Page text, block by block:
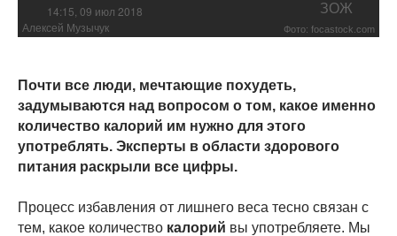
14:15, 09 июл 2018 ЗОЖ
Алексей Музычук Фото: focastock.com
Почти все люди, мечтающие похудеть,
задумываются над вопросом о том, какое именно
количество калорий им нужно для этого
употреблять. Эксперты в области здорового
питания раскрыли все цифры.
Процесс избавления от лишнего веса тесно связан с
тем, какое количество калорий вы употребляете. Мы